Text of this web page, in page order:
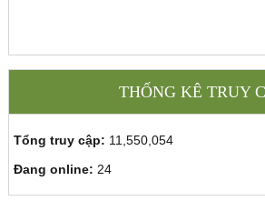
THỐNG KÊ TRUY
Tổng truy cập: 11,550,054
Đang online: 24